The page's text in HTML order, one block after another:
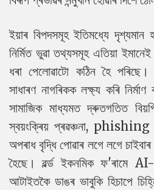
ইয়াৰ বিপদসমূহ ইতিমধ্যে
নিৰ্মিত ভুৱা তথ্যসমূহ এতিয়া
ধৰা পেলোৱাটো কঠিন হৈ পৰিছে।
সাধাৰণ নাগৰিকক লক্ষ্য কৰি
সামাজিক মাধ্যমত দ্ৰুতগতিত
স্বয়ংক্ৰিয় প্ৰৱঞ্চনা, phishing
অপৰাধ বৃদ্ধি পোৱাৰ লগে লগে
হৈছে। ৱৰ্ল্ড ইকনমিক ফ'ৰামে AI-
আটাইতকৈ ডাঙৰ ভাবুকি হিচাপে